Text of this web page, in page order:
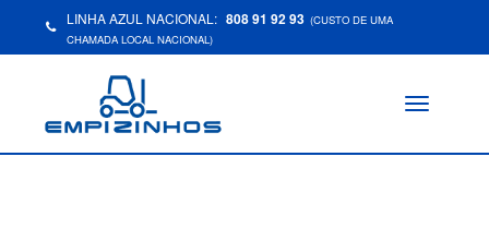
LINHA AZUL NACIONAL: 808 91 92 93 (CUSTO DE UMA
CHAMADA LOCAL NACIONAL)
Toggle